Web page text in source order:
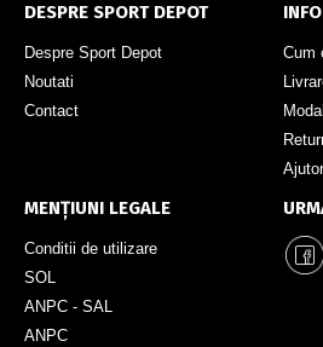
DESPRE SPORT DEPOT
Despre Sport Depot
Noutati
Contact
Cum
Ajutor
MENȚIUNI LEGALE
Conditii de utilizare
SOL
ANPC - SAL
ANPC